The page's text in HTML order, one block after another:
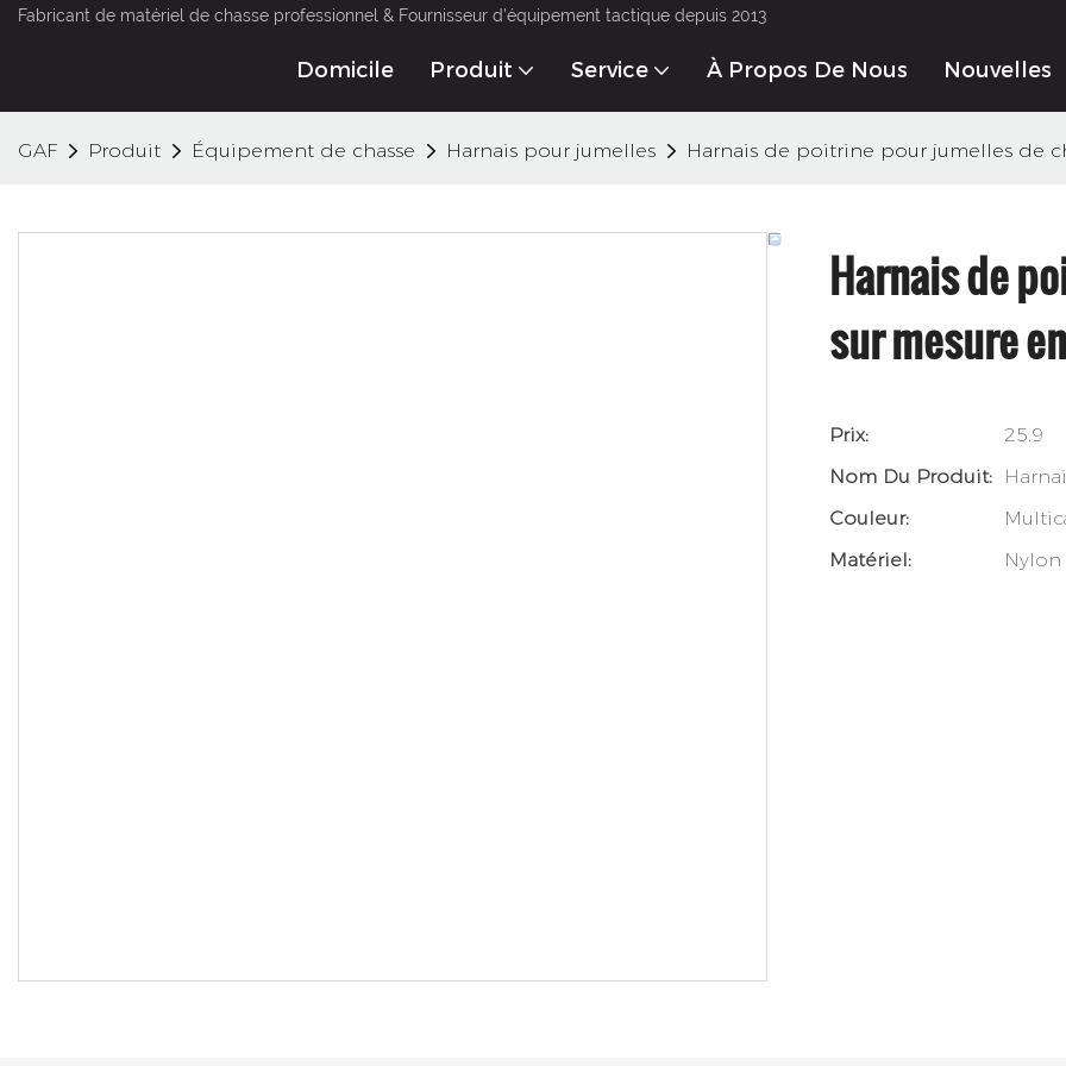
Fabricant de matériel de chasse professionnel & Fournisseur d'équipement tactique depuis 2013
Domicile Produit Service À Propos De Nous Nouvelles
GAF Produit Équipement de chasse Harnais pour jumelles Harnais de poitrine pour jumelles de
Harnais de
sur mesure
Prix:
25.9
Nom Du Produit:
Couleur:
Matériel:
Nylon